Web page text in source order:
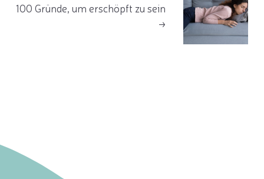
100 Gründe, um erschöpft zu sein
→